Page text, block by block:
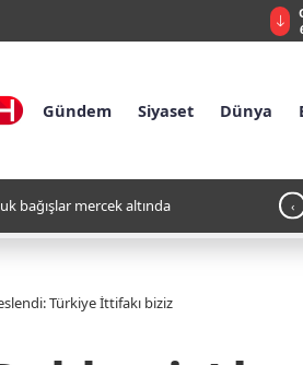
Gündem Siyaset Dünya
19:45 - İBB Davası'nda ‹
Türkiye İttifakı biziz